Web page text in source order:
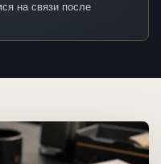
на связи после